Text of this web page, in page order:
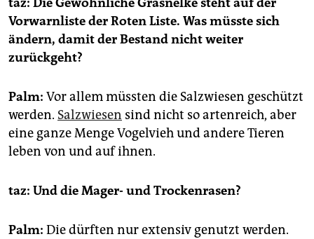
Vorwarnliste der Roten Liste. Was müsste sich
ändern, damit der Bestand nicht weiter
zurückgeht?
Palm: Vor allem müssten die Salzwiesen geschützt
werden. Salzwiesen sind nicht so artenreich, aber
eine ganze Menge Vogelvieh und andere Tieren
leben von und auf ihnen.
taz: Und die Mager- und Trockenrasen?
Palm: Die dürften nur extensiv genutzt werden.